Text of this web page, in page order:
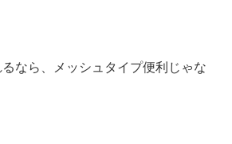
なら、メッシュタイプ便利じゃな